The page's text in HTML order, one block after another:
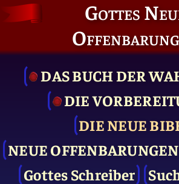
Gottes
DAS BUCH DER
DIE
DIE NEUE
NEUE OFFENBARUNGEN
Gottes Schreiber